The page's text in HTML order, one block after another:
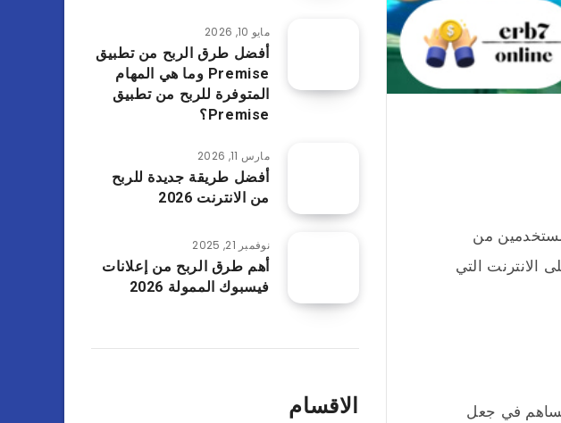
من
الانترنت التي
تساهم في جعل
مايو 10, 2026
أفضل طرق الربح من تطبيق
Premise وما هي المهام
المتوفرة للربح من تطبيق
Premise؟
مارس 11, 2026
أفضل طريقة جديدة للربح
من الانترنت 2026
نوفمبر 21, 2025
أهم طرق الربح من إعلانات
فيسبوك الممولة 2026
الاقسام